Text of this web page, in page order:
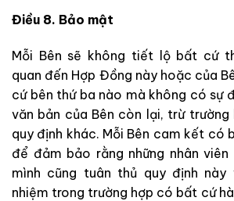
Điều 8. Bảo mật
Mỗi Bên sẽ không tiết lộ bất cứ
quan đến Hợp Đồng này hoặc của
cứ bên thứ ba nào mà không có sự
văn bản của Bên còn lại, trừ
quy định khác. Mỗi Bên cam kết có
để đảm bảo rằng những nhân
mình cũng tuân thủ quy định
nhiệm trong trường hợp có bất cứ